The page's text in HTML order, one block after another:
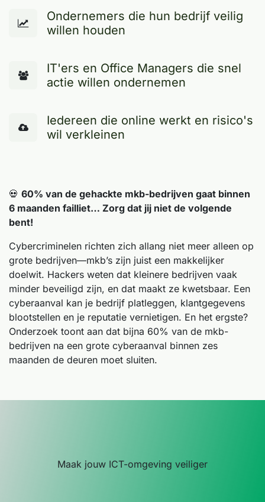
Ondernemers die hun bedrijf veilig
willen houden
IT'ers en Office Managers die snel
actie willen ondernemen
Iedereen die online werkt en risico's
wil verkleinen
💀 60% van de gehackte mkb-bedrijven gaat binnen
6 maanden failliet… Zorg dat jij niet de volgende
bent!
Cybercriminelen richten zich allang niet meer alleen op
grote bedrijven—mkb’s zijn juist een makkelijker
doelwit. Hackers weten dat kleinere bedrijven vaak
minder beveiligd zijn, en dat maakt ze kwetsbaar. Een
cyberaanval kan je bedrijf platleggen, klantgegevens
blootstellen en je reputatie vernietigen. En het ergste?
Onderzoek toont aan dat bijna 60% van de mkb-
bedrijven na een grote cyberaanval binnen zes
maanden de deuren moet sluiten.
Maak jouw ICT-omgeving veiliger